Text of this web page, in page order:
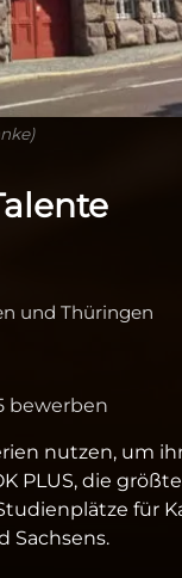
und Thüringen
bewerben
nutzen, um
PLUS, die
für
Sachsens.